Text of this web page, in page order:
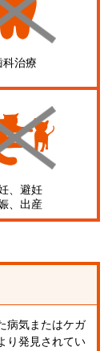
科治療
、避妊
、出産
病気またはケガ
り発見されてい